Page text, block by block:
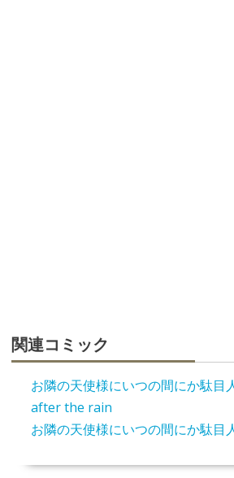
関連コミック
お隣の天使様にいつの間にか駄目
after the rain
お隣の天使様にいつの間にか駄目